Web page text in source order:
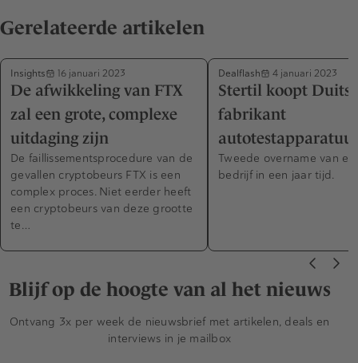
Gerelateerde artikelen
Insights 16 januari 2023
De afwikkeling van FTX
zal een grote, complexe
uitdaging zijn
De faillissementsprocedure van de
gevallen cryptobeurs FTX is een
complex proces. Niet eerder heeft
een cryptobeurs van deze grootte
te…
Dealflash 4 januari 2023
Stertil koopt Duitse
fabrikant
Tweede overname van
bedrijf in een jaar tijd.
Blijf op de hoogte van al het nieuws
Ontvang 3x per week de nieuwsbrief met artikelen, deals en
interviews in je mailbox